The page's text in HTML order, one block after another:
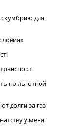
скумбрию для
по льготной
долги за газ
у меня